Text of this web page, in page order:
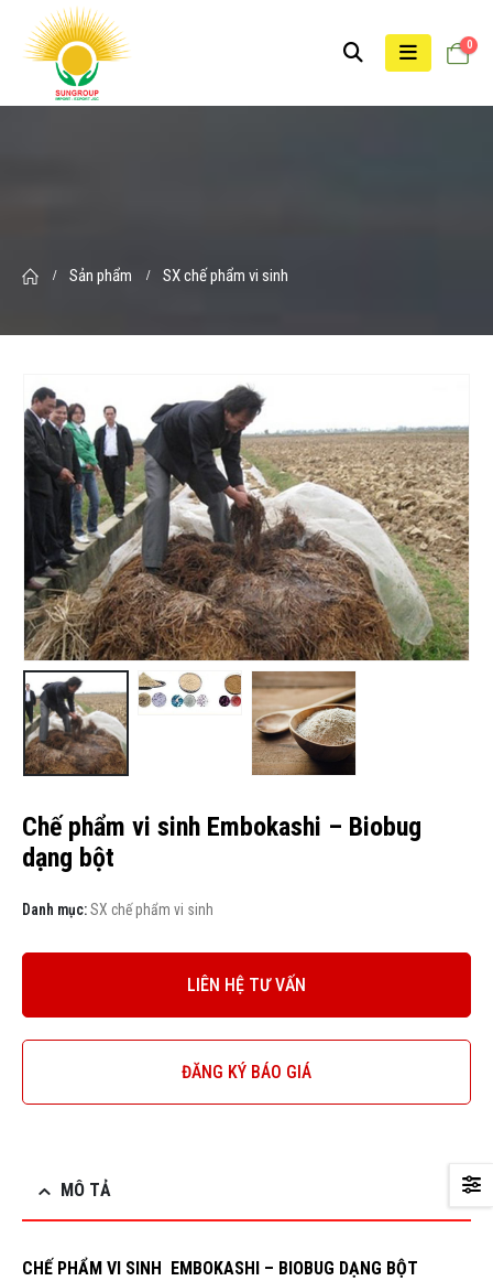
0
Sản phẩm SX chế phẩm vi sinh
Chế phẩm vi sinh Embokashi – Biobug
dạng bột
Danh mục:SX chế phẩm vi sinh
LIÊN HỆ TƯ VẤN
ĐĂNG KÝ BÁO GIÁ
MÔ TẢ
CHẾ PHẨM VI SINH EMBOKASHI – BIOBUG DẠNG BỘT